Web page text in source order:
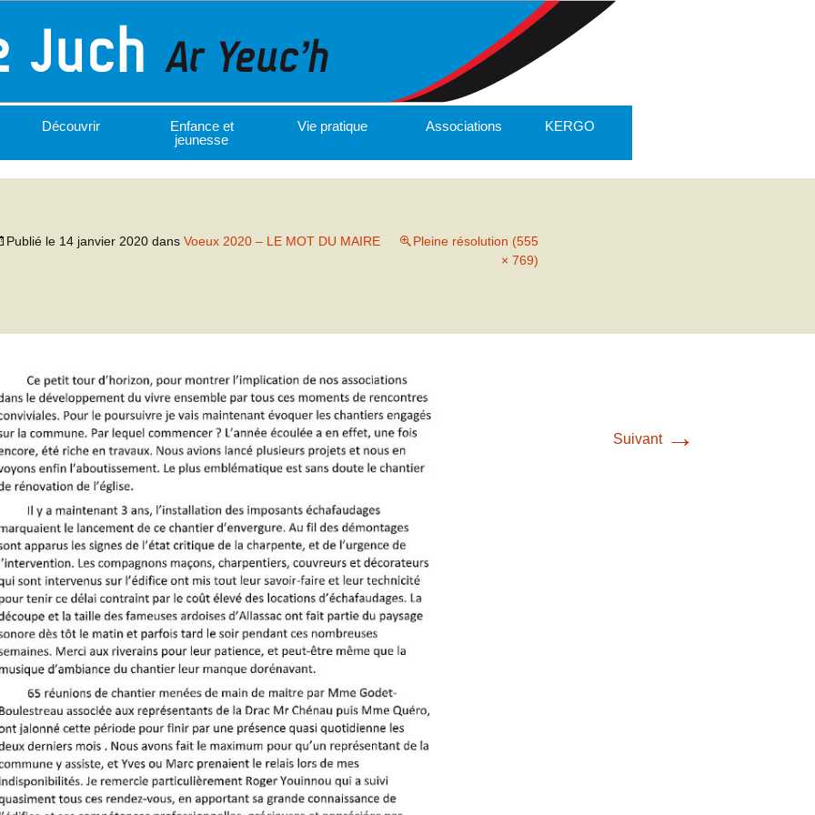
Découvrir
Enfance et
jeunesse
Vie pratique Associations KERGO
Publié le 14 janvier 2020 dans Voeux 2020 – LE MOT DU MAIRE
Pleine résolution (555
× 769)
Suivant →